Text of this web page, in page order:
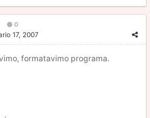
0
17, 2007
formatavimo programa.